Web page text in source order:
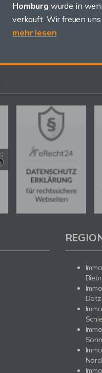
Homburg wurde in
verkauft. Wir freuen
mehr lesen